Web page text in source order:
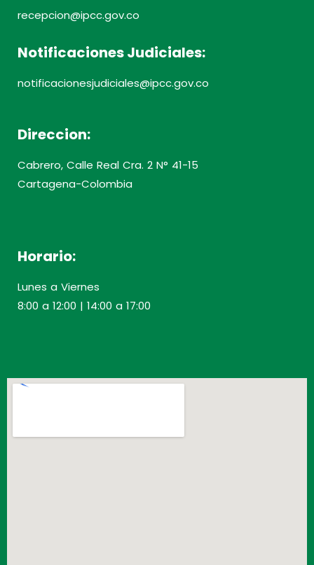
recepcion@ipcc.gov.co
Notificaciones Judiciales:
notificacionesjudiciales@ipcc.gov.co
Direccion:
Cabrero, Calle Real Cra. 2 N° 41-15
Cartagena-Colombia
Horario:
Lunes a Viernes
8:00 a 12:00 | 14:00 a 17:00